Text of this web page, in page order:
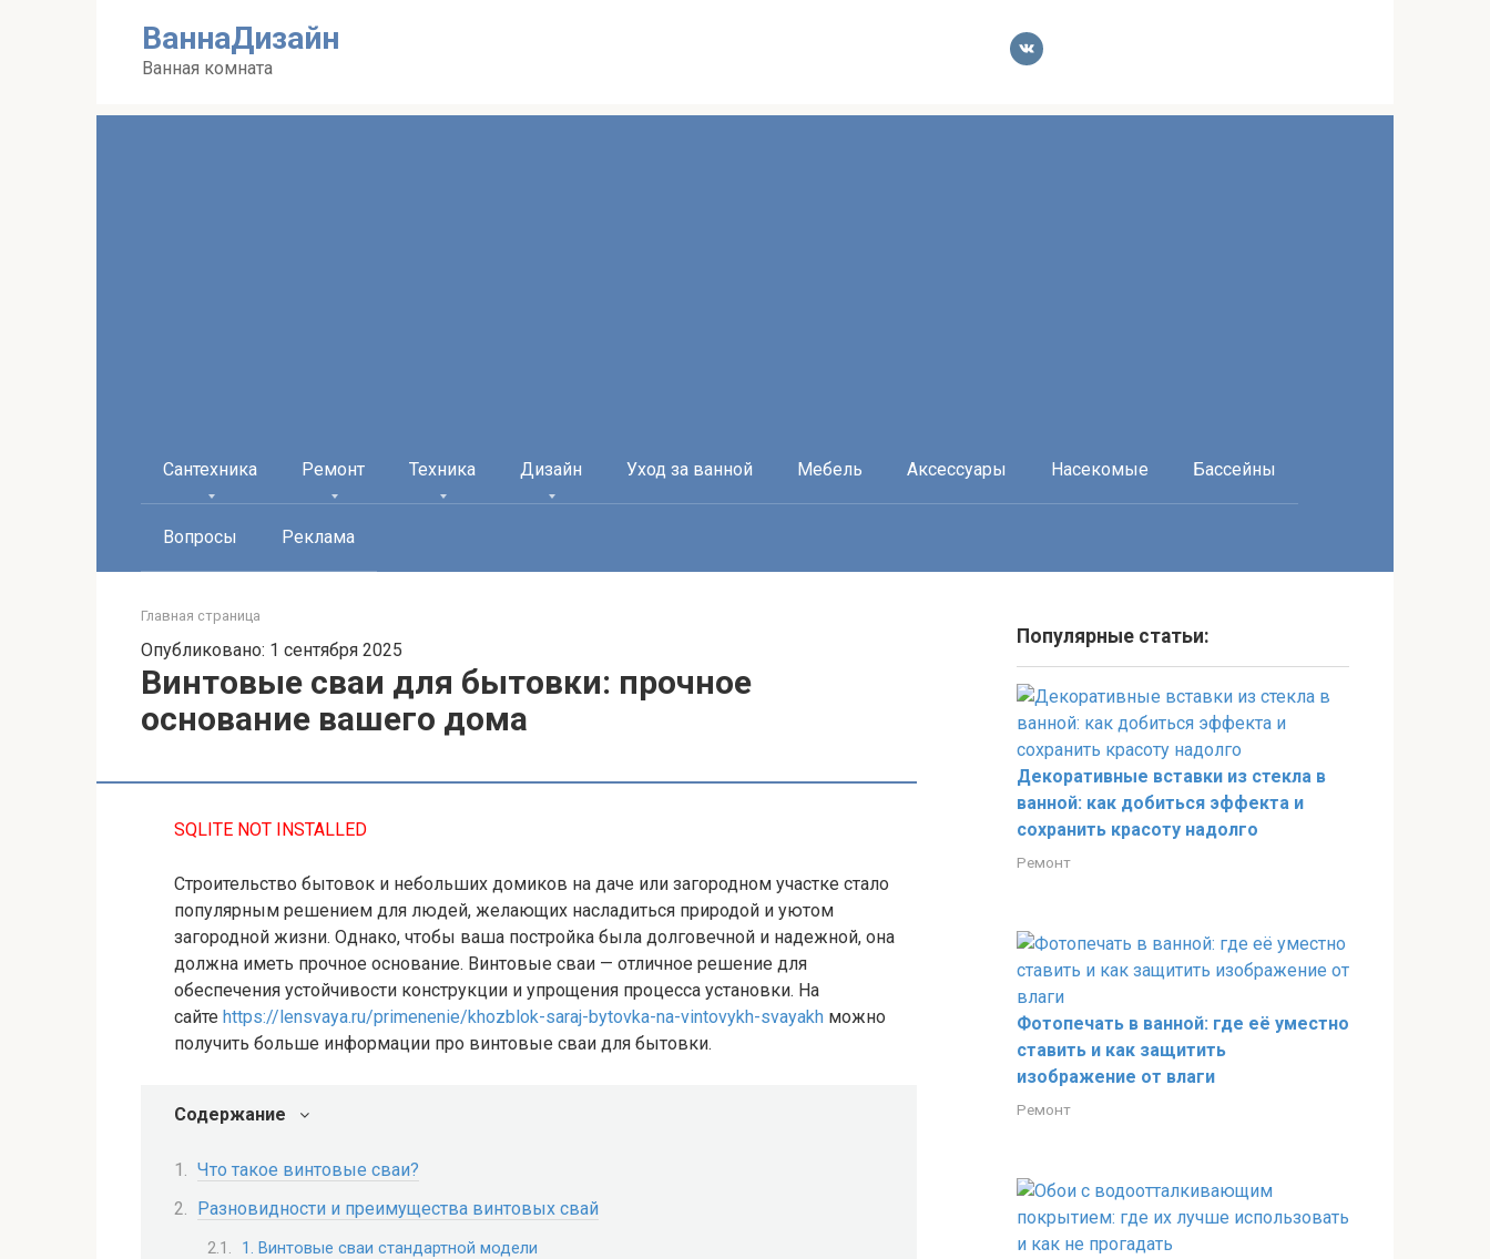
ВаннаДизайн
Ванная комната
Сантехника Ремонт Техника Дизайн Уход за ванной Мебель Аксессуары Насекомые Бассейны
Вопросы Реклама
Главная страница
Опубликовано: 1 сентября 2025
Винтовые сваи для бытовки: прочное
основание вашего дома
SQLITE NOT INSTALLED
Строительство бытовок и небольших домиков на даче или загородном участке стало
популярным решением для людей, желающих насладиться природой и уютом
загородной жизни. Однако, чтобы ваша постройка была долговечной и надежной, она
должна иметь прочное основание. Винтовые сваи — отличное решение для
обеспечения устойчивости конструкции и упрощения процесса установки. На
сайте https://lensvaya.ru/primenenie/khozblok-saraj-bytovka-na-vintovykh-svayakh можно
получить больше информации про винтовые сваи для бытовки.
Содержание
Что такое винтовые сваи?
Разновидности и преимущества винтовых свай
1. Винтовые сваи стандартной модели
Популярные статьи:
Декоративные вставки из стекла в
ванной: как добиться эффекта и
сохранить красоту надолго
Ремонт
Фотопечать в ванной: где её уместно
ставить и как защитить
изображение от влаги
Ремонт